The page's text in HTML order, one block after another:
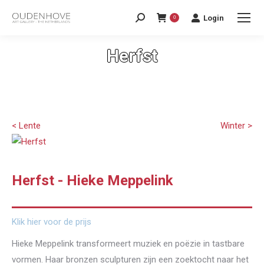
0 Login
Herfst
Winter >
< Lente
Herfst - Hieke Meppelink
Klik hier voor de prijs
Hieke Meppelink transformeert muziek en poëzie in tastbare
vormen. Haar bronzen sculpturen zijn een zoektocht naar het